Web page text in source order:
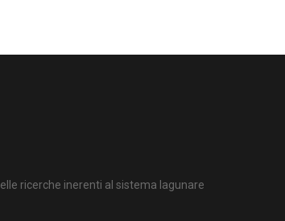
ricerche inerenti al sistema lagunare